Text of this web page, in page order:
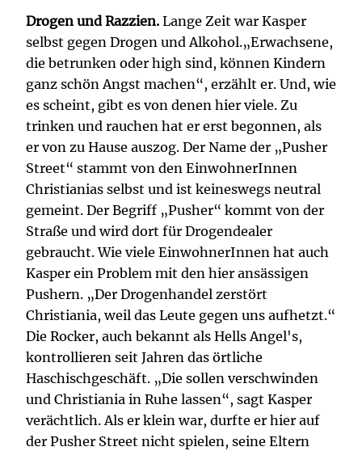
Drogen und Razzien. Lange Zeit war Kasper
selbst gegen Drogen und Alkohol.„Erwachsene,
die betrunken oder high sind, können Kindern
ganz schön Angst machen“, erzählt er. Und, wie
es scheint, gibt es von denen hier viele. Zu
trinken und rauchen hat er erst begonnen, als
er von zu Hause auszog. Der Name der „Pusher
Street“ stammt von den EinwohnerInnen
Christianias selbst und ist keineswegs neutral
gemeint. Der Begriff „Pusher“ kommt von der
Straße und wird dort für Drogendealer
gebraucht. Wie viele EinwohnerInnen hat auch
Kasper ein Problem mit den hier ansässigen
Pushern. „Der Drogenhandel zerstört
Christiania, weil das Leute gegen uns aufhetzt.“
Die Rocker, auch bekannt als Hells Angel's,
kontrollieren seit Jahren das örtliche
Haschischgeschäft. „Die sollen verschwinden
und Christiania in Ruhe lassen“, sagt Kasper
verächtlich. Als er klein war, durfte er hier auf
der Pusher Street nicht spielen, seine Eltern